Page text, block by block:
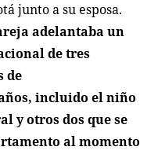
junto a su esposa.
adelantaba un
de tres
de
incluido el niño
y otros dos que se
al momento